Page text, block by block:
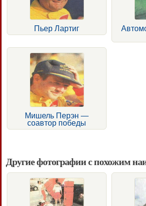
Пьер Лартиг
Мишель Перэн —
соавтор победы
Другие фотографии с похожим